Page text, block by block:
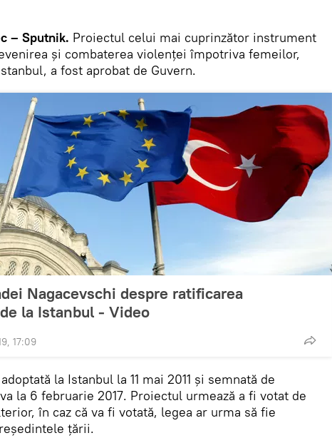
– Sputnik. Proiectul celui mai cuprinzător instrument
şi combaterea violenţei împotriva femeilor,
a fost aprobat de Guvern.
Nagacevschi despre ratificarea
la Istanbul - Video
17:09
la Istanbul la 11 mai 2011 și semnată de
la 6 februarie 2017. Proiectul urmează a fi votat de
în caz că va fi votată, legea ar urma să fie
țării.